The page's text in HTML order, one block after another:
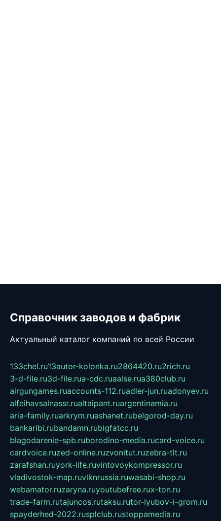
Справочник заводов и фабрик
Актуальный каталог компаний по всей России
133chel.ru13autor-kolonka.ru2864420.ru2rich.ru
3-d-file.ru3d-file.rua-cdc.ruaalse.rua380club.ru
airgungames.ruaccounts-112.ruadler-jun.ruadonyev.ru
alfeihavsalnassr.rualtaipant.ruargentinamia.ru
aria-family.ruarkrym.ruashanet.rubelgorod-day.ru
bankaribi.rubandamn.rubigfatcc.ru
blagodarenie-spb.ruborodino-media.rucard-voice.ru
cardvoice.ruzed-online.ruzvonitut.ruzebra-tlt.ru
zarafshan.ruyork-life.ruvintovoykompressor.ru
vladivostok-map.ruvlknrussia.ruwasabi-shop.ru
webamator.ruzaryna.ruyoutubefree.rux-ton.ru
trade-farm.rutajuncos.rutaksu.rutor-lyubov-i-grom.ru
spayderhed-2022.rusplclub.rustoppamedia.ru